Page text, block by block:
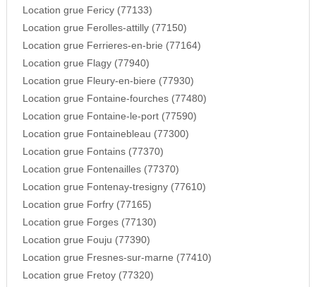
Location grue Fericy (77133)
Location grue Ferolles-attilly (77150)
Location grue Ferrieres-en-brie (77164)
Location grue Flagy (77940)
Location grue Fleury-en-biere (77930)
Location grue Fontaine-fourches (77480)
Location grue Fontaine-le-port (77590)
Location grue Fontainebleau (77300)
Location grue Fontains (77370)
Location grue Fontenailles (77370)
Location grue Fontenay-tresigny (77610)
Location grue Forfry (77165)
Location grue Forges (77130)
Location grue Fouju (77390)
Location grue Fresnes-sur-marne (77410)
Location grue Fretoy (77320)